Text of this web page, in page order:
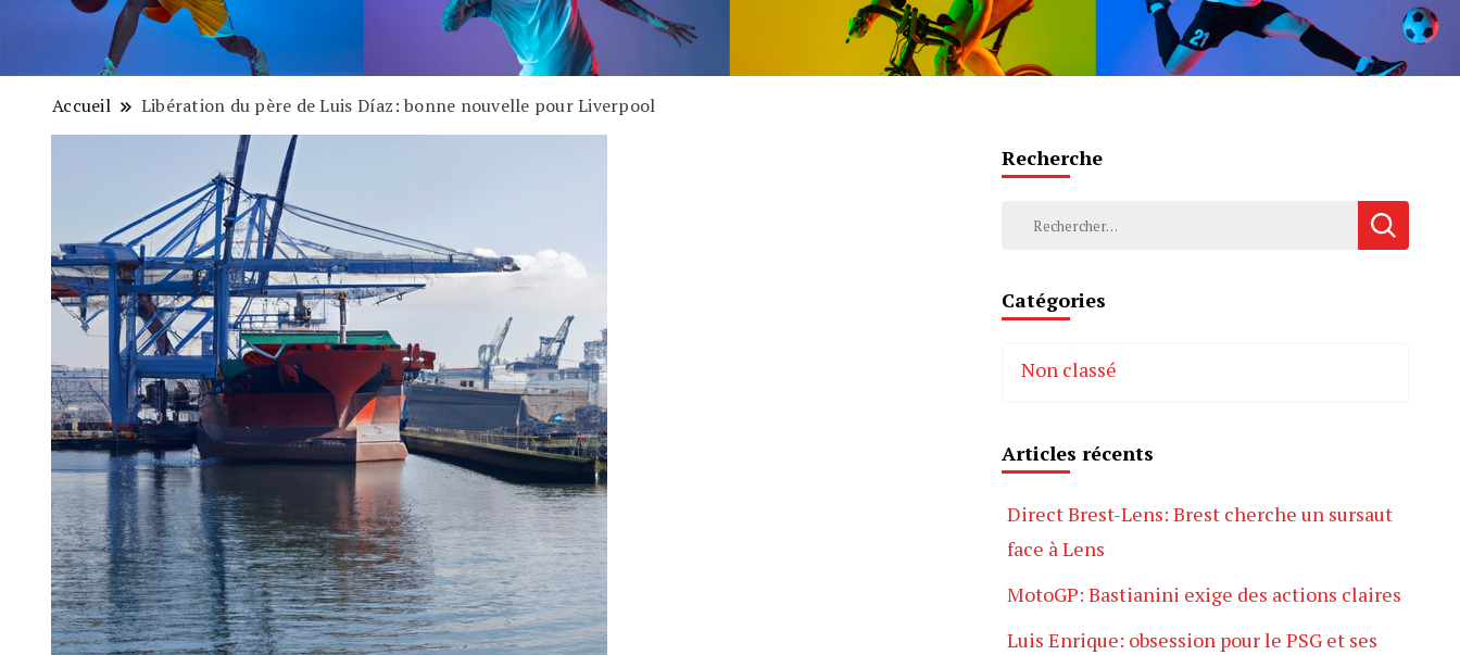
Accueil Libération du père de Luis Díaz: bonne nouvelle pour Liverpool
Recherche
Rechercher :
Catégories
Non classé
Articles récents
Direct Brest-Lens: Brest cherche un sursaut
face à Lens
MotoGP: Bastianini exige des actions claires
Luis Enrique: obsession pour le PSG et ses